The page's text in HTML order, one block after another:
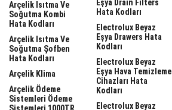
Arçelik Isıtma Ve
Soğutma Kombi
Hata Kodları
Arçelik Isıtma Ve
Soğutma Şofben
Hata Kodları
Arçelik Klima
Arçelik Ödeme
Sistemleri Ödeme
Eşya Drain Filters
Hata Kodları
Electrolux Beyaz
Eşya Drawers Hata
Kodları
Electrolux Beyaz
Eşya Hava Temizleme
Cihazları Hata
Kodları
Electrolux Beyaz